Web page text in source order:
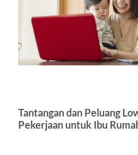
Tantangan dan Peluang
Pekerjaan untuk Ibu